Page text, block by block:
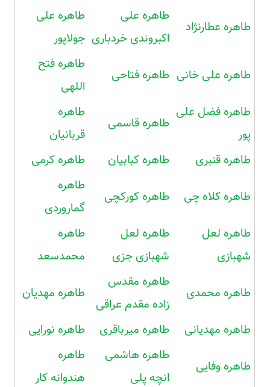
طاهره عطارنژاد
طاهره علی
اکبروندی خردباری
طاهره علی
جولاپور
طاهره علی خانی طاهره فتاحی
طاهره فتح
اللهی
طاهره فضل علی
پور
طاهره قاسمی
طاهره
قربانیان
طاهره قنبری
طاهره کبابیان طاهره کرمی
طاهره کلاه چی طاهره کورکچی
طاهره
گماروردی
طاهره لعل
شهبازی
طاهره لعل
شهبازی جزی
طاهره
محمدسعد
طاهره محمدی
طاهره مقدس
زاده مقدم عراقی
طاهره مهدیان
طاهره مهدیانی طاهره میرباقری طاهره نورایی
طاهره وفایی
طاهره هاشمی
انچه پلی
طاهره
هندوانه کار